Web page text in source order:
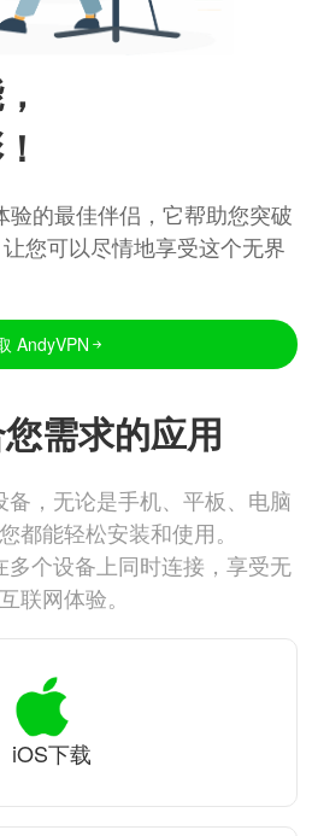
的最佳伴侣，它帮助您突破
您可以尽情地享受这个无界
AndyVPN
需求的应用
，无论是手机、平板、电脑
都能轻松安装和使用。
个设备上同时连接，享受无
联网体验。
iOS下载